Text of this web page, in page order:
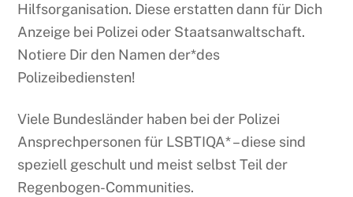
Hilfsorganisation. Diese erstatten dann für Dich
Anzeige bei Polizei oder Staatsanwaltschaft.
Notiere Dir den Namen der*des
Polizeibediensten!
Viele Bundesländer haben bei der Polizei
Ansprechpersonen für LSBTIQA* – diese sind
speziell geschult und meist selbst Teil der
Regenbogen-Communities.